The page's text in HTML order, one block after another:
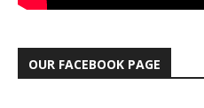
OUR FACEBOOK PAGE